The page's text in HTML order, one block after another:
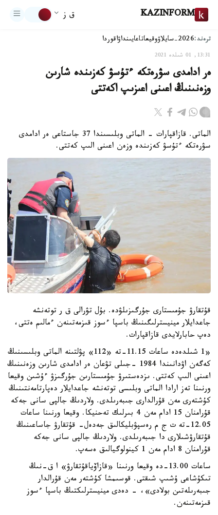
KAZINFORM ق ز
ترەند:2026-سايلاۋ وقيعاتاعايىنداۋاقوردا
13:31, 01 شىلدە 2021
ەر ادامدى سۋرەتكە ءتۇسۋ كەزىندە شارىن
وزەنىنىڭ اعىنى اعىزىپ اكەتتى
الماتى. قازاقپارات - الماتى وبلىسىندا 37 جاستاعى ەر ادامدى
سۋرەتكە ءتۇسۋ كەزىندە وزەن اعىنى الىپ كەتتى.
قۇتقارۋ جۇمىستارى جۇرگىزىلۋدە. بۇل تۋرالى ق ر توتەنشە
جاعدايلار مينيسترلىگىنىڭ باسپا ءسوز قىزمەتىنەن ءمالىم ەتتى،
دەپ حابارلايدى قازاقپارات.
«1 شىلدەدە ساعات 11.15-تە «112» پۋلتىنە الماتى وبلىسىنىڭ
كەگەن اۋدانىندا 1984 -جىلى تۋعان ەر ادامدى شارىن وزەنىنىڭ
اعىنى الىپ كەتتى. ىزدەستىرۋ جۇمىستارىن جۇرگىزۋ ءۇشىن وقيعا
ورنىنا تەز ارادا الماتى وبلىسى توتەنشە جاعدايلار دەپارتامەنتىنىڭ
كۇشتەرى مەن قۇرالدارى جىبەرىلدى. ولاردىڭ جالپى سانى جەكە
قۇرامنان 15 ادام مەن 4 بىرلىك تەحنيكا. وقيعا ورنىنا ساعات
12.05-تە ت ج م رەسپۋبليكالىق جەدەل- قۇتقارۋ جاساعىنىڭ
قۇتقارۋشىلارى دا جىبەرىلدى. ولاردىڭ جالپى سانى جەكە
قۇرامنان 8 ادام مەن 1 كينولوگيالىق ەسەپ.
ساعات 13.00-دە وقيعا ورنىنا «قازاۆياقۇتقارۋ» ا ق-نىڭ
تىكۇشاعى ۇشىپ شىقتى. قوسىمشا كۇشتەر مەن قۇرالدار
جىبەرىلەتىن بولادى»، - دەدى مينيسترلىكتىڭ باسپا ءسوز
قىزمەتىنەن.